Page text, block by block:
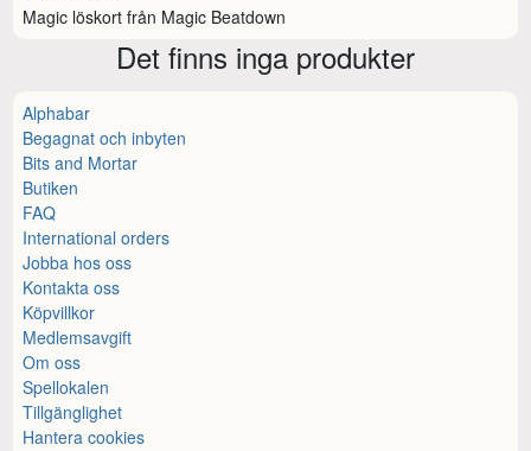
Magic löskort från Magic Beatdown
Det finns inga produkter
Alphabar
Begagnat och inbyten
Bits and Mortar
Butiken
FAQ
International orders
Jobba hos oss
Kontakta oss
Köpvillkor
Medlemsavgift
Om oss
Spellokalen
Tillgänglighet
Hantera cookies